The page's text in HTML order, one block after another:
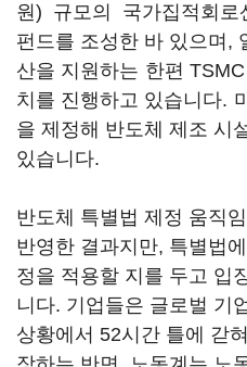
원) 규모의 국가집적회로
펀드를 조성한 바 있으며,
산을 지원하는 한편
치를 진행하고 있습니다.
을 제정해 반도체 제조 시
있습니다.
반도체 특별법 제정 움직
반영한 결과지만, 특별법
정을 적용할 지를 두고 입
니다. 기업들은 글로벌 기
상황에서 52시간 틀에 갇